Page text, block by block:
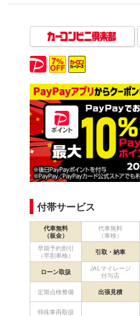
付帯サービス
代車無料
（板金）
代車無料
（車検）
早期予約割引
（早割車検）
引取・納車
ローン取扱
JALマイレージ
付与店
定期点検整備 出張見積
特殊車両取扱